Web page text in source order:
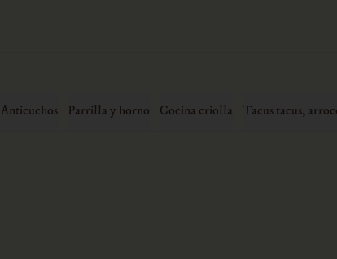
Anticuchos Parrilla y horno Cocina criolla Tacus tacus,